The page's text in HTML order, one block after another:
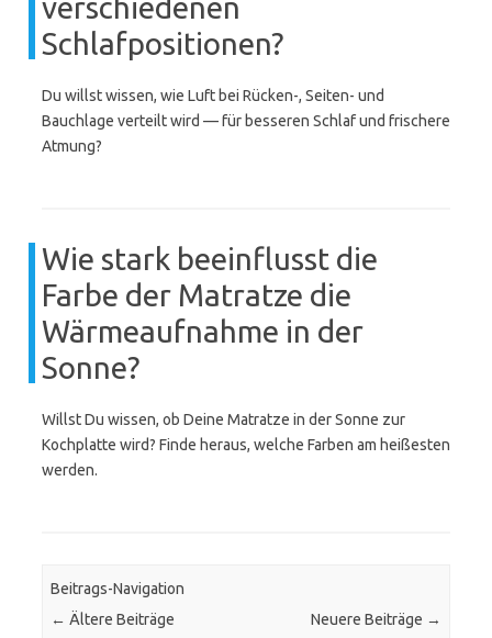
verschiedenen
Schlafpositionen?
Du willst wissen, wie Luft bei Rücken-, Seiten- und
Bauchlage verteilt wird — für besseren Schlaf und frischere
Atmung?
Wie stark beeinflusst die
Farbe der Matratze die
Wärmeaufnahme in der
Sonne?
Willst Du wissen, ob Deine Matratze in der Sonne zur
Kochplatte wird? Finde heraus, welche Farben am heißesten
werden.
Beitrags-Navigation
← Ältere Beiträge Neuere Beiträge →